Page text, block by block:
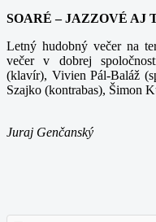
SOARÉ – JAZZOVÉ AJ
Letný hudobný večer na
večer v dobrej
(klavír), Vivien Pál-Baláž
Szajko (kontrabas), Šimon
Juraj Genčanský